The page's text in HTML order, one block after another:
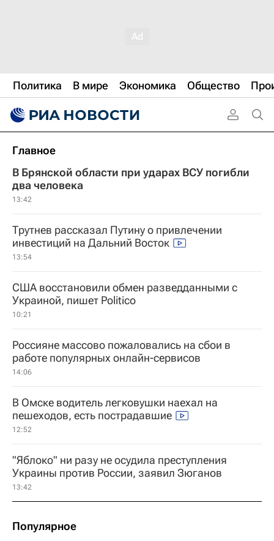
Политика В мире Экономика Общество
Главное
В Брянской области при ударах ВСУ погибли
два человека
13:42
Трутнев рассказал Путину о привлечении
инвестиций на Дальний Восток
13:54
США восстановили обмен разведданными с
Украиной, пишет Politico
10:21
Россияне массово пожаловались на сбои в
работе популярных онлайн-сервисов
14:06
В Омске водитель легковушки наехал на
пешеходов, есть пострадавшие
12:52
"Яблоко" ни разу не осудила преступления
Украины против России, заявил Зюганов
13:42
Популярное